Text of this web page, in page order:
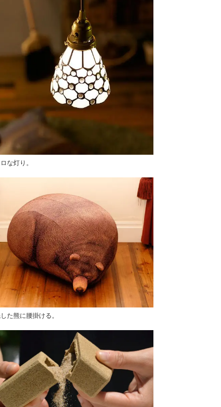
な灯り。
た熊に腰掛ける。